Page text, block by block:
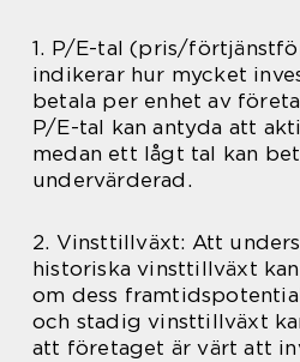
1. P/E-tal (pris/
indikerar hur mycket
betala per enhet av
P/E-tal kan antyda att
medan ett lågt tal kan
undervärderad.
2. Vinsttillväxt: Att
historiska vinsttillväxt
om dess
och stadig vinsttillväxt
att företaget är värt att